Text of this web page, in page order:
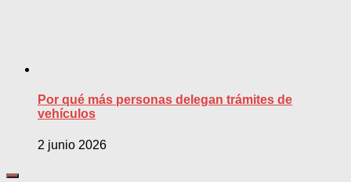
Por qué más personas delegan trámites de
vehículos
2 junio 2026